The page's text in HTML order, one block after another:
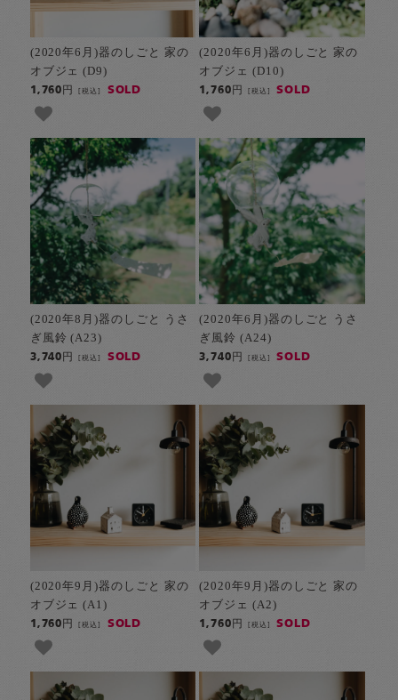
(2020年6月)器のしごと 家の
オブジェ (D9)
1,760円[税込] SOLD
(2020年6月)器のしごと 家の
オブジェ (D10)
1,760円 [税込] SOLD
(2020年8月)器のしごと うさ
ぎ風鈴 (A23)
3,740円[税込] SOLD
(2020年6月)器のしごと うさ
ぎ風鈴 (A24)
3,740円 [税込] SOLD
(2020年9月)器のしごと 家の
オブジェ (A1)
1,760円[税込] SOLD
(2020年9月)器のしごと 家の
オブジェ (A2)
1,760円 [税込] SOLD